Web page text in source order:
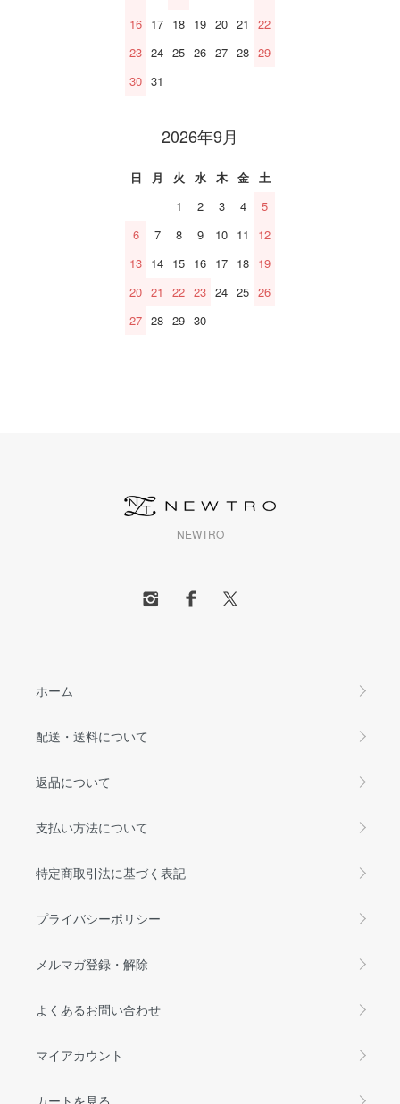
16 17 18 19 20 21
22
23 24 25 26 27 28 29
30 31
2026年9月
日 月 火 水 木 金
土
1
2 3 4
5
6
7 8 9 10 11
12
13 14 15 16 17 18 19
20 21 22 23 24 25 26
27 28 29 30
NEWTRO
ホーム
配送・送料について
返品について
支払い方法について
特定商取引法に基づく表記
プライバシーポリシー
メルマガ登録・解除
よくあるお問い合わせ
マイアカウント
カートを見る